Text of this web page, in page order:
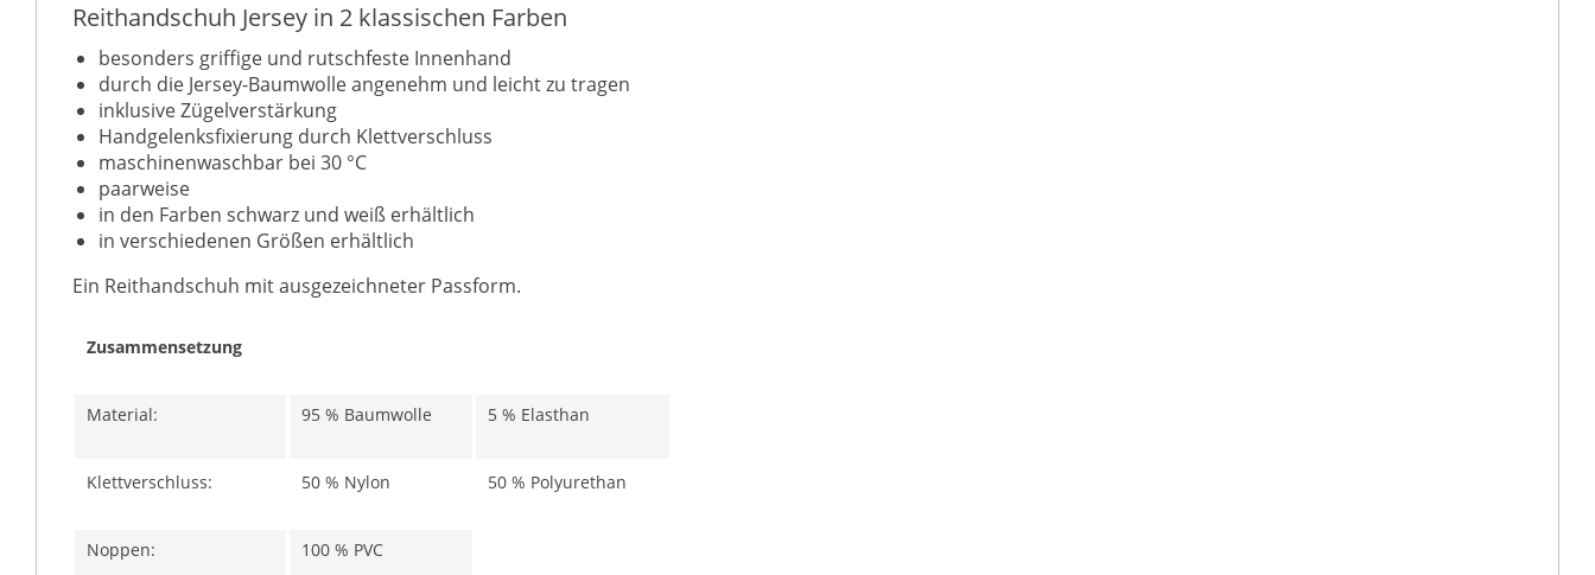
Reithandschuh Jersey in 2 klassischen Farben
besonders griffige und rutschfeste Innenhand
durch die Jersey-Baumwolle angenehm und leicht zu tragen
inklusive Zügelverstärkung
Handgelenksfixierung durch Klettverschluss
maschinenwaschbar bei 30 °C
paarweise
in den Farben schwarz und weiß erhältlich
in verschiedenen Größen erhältlich
Ein Reithandschuh mit ausgezeichneter Passform.
Zusammensetzung
Material: 95 % Baumwolle 5 % Elasthan
Klettverschluss: 50 % Nylon 50 % Polyurethan
Noppen: 100 % PVC